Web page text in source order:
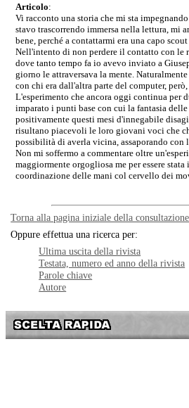
Articolo:
Vi racconto una storia che mi sta
stavo trascorrendo immersa nella lettura, mi
bene, perché a contattarmi era una capo
Nell'intento di non perdere il contatto con le
dove tanto tempo fa io avevo inviato a
giorno le attraversava la mente.
con chi era dall'altra parte del computer,
L'esperimento che ancora oggi continua per
imparato i punti base con cui la fantasia
positivamente questi mesi d'innegabile
risultano piacevoli le loro giovani voci che
possibilità di averla vicina, assaporando con
Non mi soffermo a commentare oltre
maggiormente orgogliosa me per essere
coordinazione delle mani col cervello dei
Torna alla pagina iniziale della
Oppure effettua una ricerca per:
Ultima uscita della rivista
Testata, numero ed anno della rivista
Parole chiave
Autore